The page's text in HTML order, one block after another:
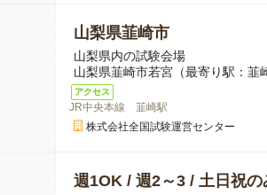
山梨県韮崎市
山梨県内の試験会場
山梨県韮崎市若宮（最寄り駅：韮
アクセス
JR中央本線 韮崎駅
株式会社全国試験運営センター
週1OK / 週2～3 / 土日祝